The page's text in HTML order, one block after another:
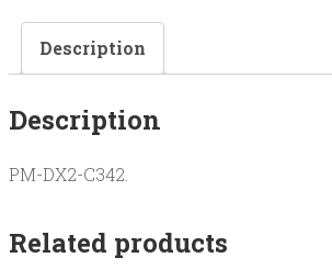
quantity
Description
Description
PM-DX2-C342.
Related products